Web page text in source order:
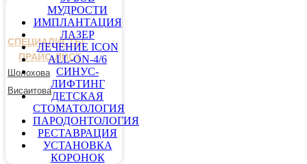
СПЕЦИАЛИСТЫ
ПРАЙС-ЛИСТ
Шолохова
Висаитова
МУДРОСТИ
ИМПЛАНТАЦИЯ
ЛАЗЕР
ЛЕЧЕНИЕ ICON
ALL-ON-4/6
СИНУС-
ЛИФТИНГ
ДЕТСКАЯ
СТОМАТОЛОГИЯ
ПАРОДОНТОЛОГИЯ
РЕСТАВРАЦИЯ
УСТАНОВКА
КОРОНОК